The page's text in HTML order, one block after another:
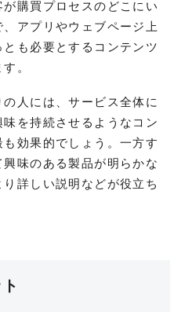
購買プロセスのどこにい
アプリやウェブページ上
も必要とするコンテンツ
。
人には、サービス全体に
を持続させるようなコン
効果的でしょう。一方す
味のある製品が明らかな
詳しい説明などが役立ち